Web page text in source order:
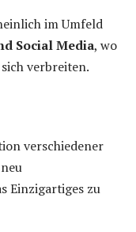
im Umfeld
Social Media, wo
verbreiten.
verschiedener
Einzigartiges zu